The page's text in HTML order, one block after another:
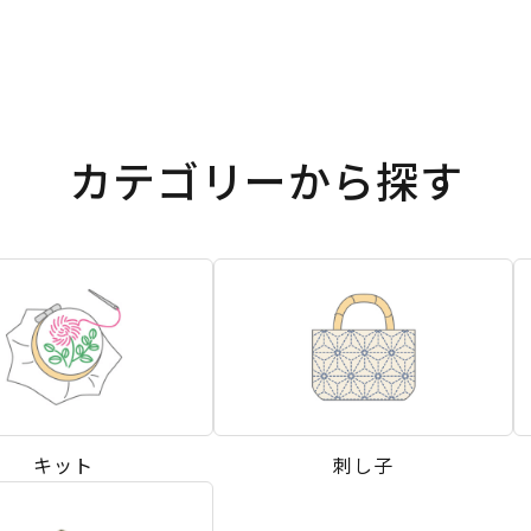
カテゴリーから探す
キット 刺し子